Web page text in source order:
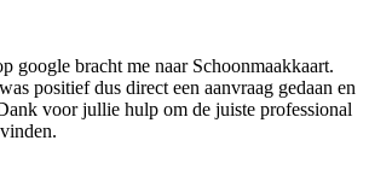
google bracht me naar Schoonmaakkaart.
positief dus direct een aanvraag gedaan en
voor jullie hulp om de juiste professional